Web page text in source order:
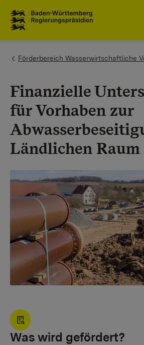
You are here:
Förderbereich Wasserwirtschaftliche
Finanzielle
für Vorhaben zur
Ländlichen Raum
Was wird gefördert?